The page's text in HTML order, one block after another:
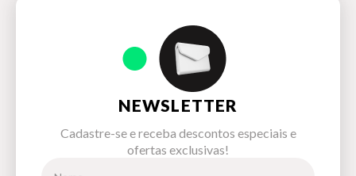
NEWSLETTER
Cadastre-se e receba descontos especiais e
ofertas exclusivas!